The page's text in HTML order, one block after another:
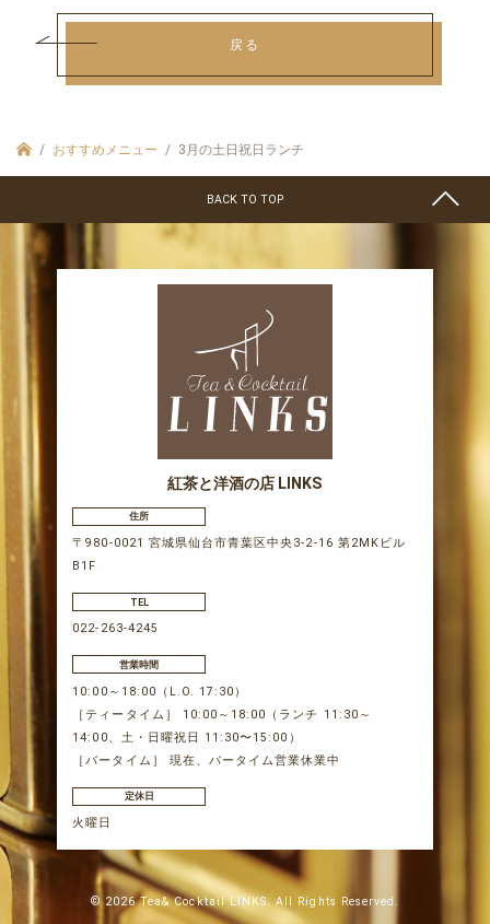
戻る
おすすめメニュー 3月の土日祝日ランチ
BACK TO TOP
紅茶と洋酒の店 LINKS
住所
〒980-0021 宮城県仙台市青葉区中央3-2-16 第2MKビル
B1F
TEL
022-263-4245
営業時間
10:00～18:00（L.O. 17:30）
［ティータイム］ 10:00～18:00（ランチ 11:30～
14:00、土・日曜祝日 11:30〜15:00）
［バータイム］ 現在、バータイム営業休業中
定休日
火曜日
© 2026 Tea& Cocktail LINKS. All Rights Reserved.